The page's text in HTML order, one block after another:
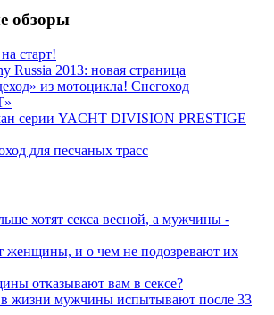
обзоры
старт!
Russia 2013: новая страница
из мотоцикла! Снегоход
серии YACHT DIVISION PRESTIGE
для песчаных трасс
хотят секса весной, а мужчины -
женщины, и о чем не подозревают их
отказывают вам в сексе?
жизни мужчины испытывают после 33